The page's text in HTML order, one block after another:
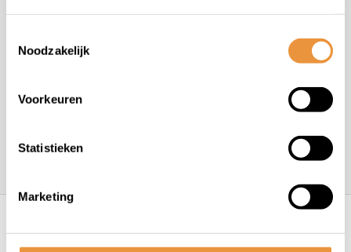
Noodzakelijk
Voorkeuren
Statistieken
Marketing
Algemene voorwaarden Disclaimer
Privacy